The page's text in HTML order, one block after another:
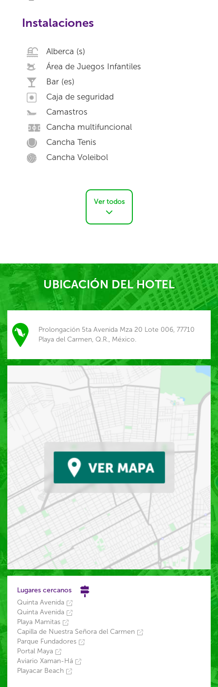
Instalaciones
Alberca (s)
Área de Juegos Infantiles
Bar (es)
Caja de seguridad
Camastros
Cancha multifuncional
Cancha Tenis
Cancha Voleibol
Ver todos
UBICACIÓN DEL HOTEL
Prolongación 5ta Avenida Mza 20 Lote 006, 77710
Playa del Carmen, Q.R., México.
Lugares cercanos
Quinta Avenida
Quinta Avenida
Playa Mamitas
Capilla de Nuestra Señora del Carmen
Parque Fundadores
Portal Maya
Aviario Xaman-Há
Playacar Beach